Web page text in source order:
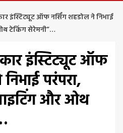
इंस्टिट्यूट ऑफ नर्सिंग शहडोल ने निभाई
टेकिंग सेरेमनी”…
इंस्टिट्यूट ऑफ
परंपरा,
और ओथ